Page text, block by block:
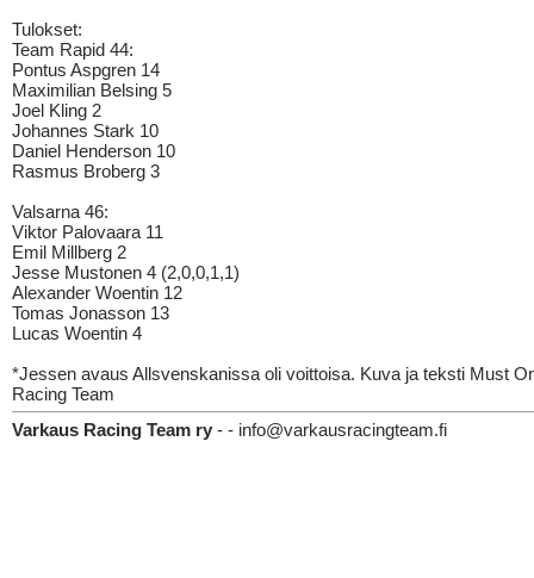
Tulokset:
Team Rapid 44:
Pontus Aspgren 14
Maximilian Belsing 5
Joel Kling 2
Johannes Stark 10
Daniel Henderson 10
Rasmus Broberg 3
Valsarna 46:
Viktor Palovaara 11
Emil Millberg 2
Jesse Mustonen 4 (2,0,0,1,1)
Alexander Woentin 12
Tomas Jonasson 13
Lucas Woentin 4
*Jessen avaus Allsvenskanissa oli voittoisa. Kuva ja teksti Must
Racing Team
Varkaus Racing Team ry - - info@varkausracingteam.fi